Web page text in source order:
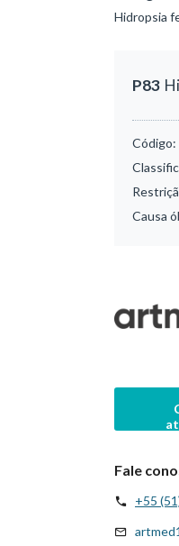
Hidropsia
P83
Código:
Causa
Fale
+55